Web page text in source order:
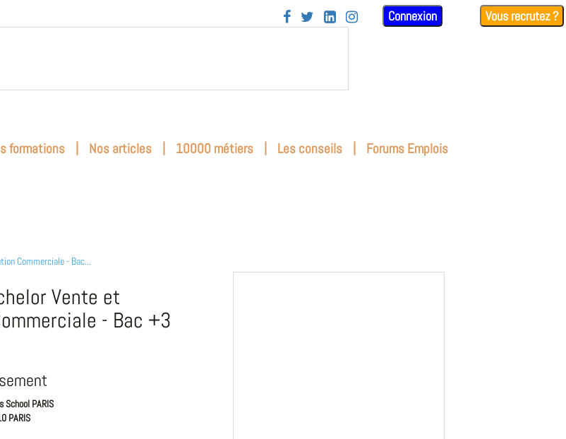
    Connexion Vous recrutez ?
formations | Nos articles | 10000 métiers | Les conseils | Forums Emplois
Commerciale - Bac...
Vente et
- Bac +3
School PARIS
PARIS